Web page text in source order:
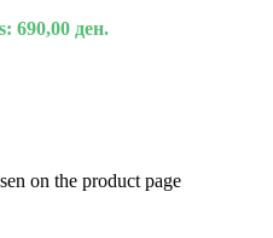
690,00 ден.
on the product page